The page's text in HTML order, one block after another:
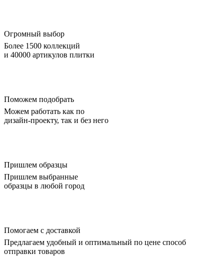
Огромный выбор
Более 1500 коллекций
и 40000 артикулов плитки
Поможем подобрать
Можем работать как по
дизайн-проекту, так и без него
Пришлем образцы
Пришлем выбранные
образцы в любой город
Помогаем с доставкой
Предлагаем удобный и оптимальный по цене способ
отправки товаров